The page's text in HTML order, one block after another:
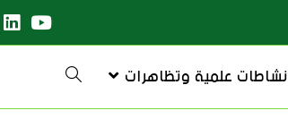
نشاطات علمية وتظاهرات